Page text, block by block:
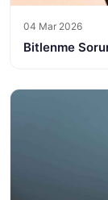
04 Mar 2026
Bitlenme